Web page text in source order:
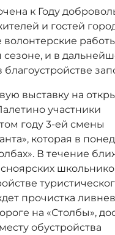
к Году
и гостей
волонтерские
и в
благоустройстве
выставку на
участники
году 3-ей смены
которая в
В течение
прочистка
на «Столбы»,
обустройства